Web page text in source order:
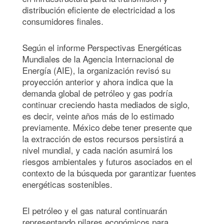
distribución eficiente de electricidad a los
consumidores finales.
Según el informe Perspectivas Energéticas
Mundiales de la Agencia Internacional de
Energía (AIE), la organización revisó su
proyección anterior y ahora indica que la
demanda global de petróleo y gas podría
continuar creciendo hasta mediados de siglo,
es decir, veinte años más de lo estimado
previamente. México debe tener presente que
la extracción de estos recursos persistirá a
nivel mundial, y cada nación asumirá los
riesgos ambientales y futuros asociados en el
contexto de la búsqueda por garantizar fuentes
energéticas sostenibles.
El petróleo y el gas natural continuarán